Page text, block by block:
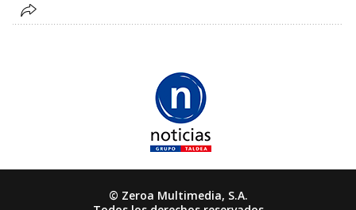
© Zeroa Multimedia, S.A.